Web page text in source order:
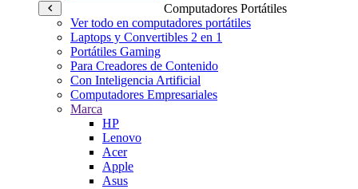
Computadores Portátiles
Ver todo en computadores portátiles
Laptops y Convertibles 2 en 1
Portátiles Gaming
Para Creadores de Contenido
Con Inteligencia Artificial
Computadores Empresariales
Marca
HP
Lenovo
Acer
Apple
Asus